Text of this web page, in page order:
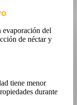
evaporación del
de néctar y
tiene menor
durante